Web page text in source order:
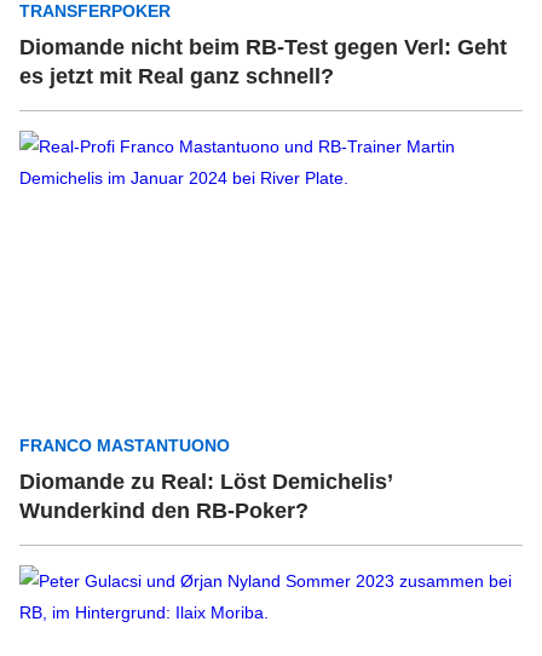
TRANSFERPOKER
Diomande nicht beim RB-Test gegen Verl: Geht
es jetzt mit Real ganz schnell?
FRANCO MASTANTUONO
Diomande zu Real: Löst Demichelis’
Wunderkind den RB-Poker?